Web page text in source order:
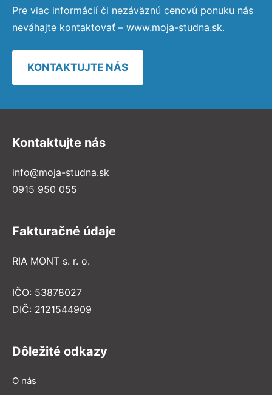
Pre viac informácií či nezáväznú cenovú ponuku nás
neváhajte kontaktovať – www.moja-studna.sk.
KONTAKTUJTE NÁS
Kontaktujte nás
info@moja-studna.sk
0915 950 055
Fakturačné údaje
RIA MONT s. r. o.
IČO: 53878027
DIČ: 2121544909
Dôležité odkazy
O nás